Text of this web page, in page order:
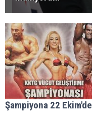
Şampiyona 22 Ekim'de